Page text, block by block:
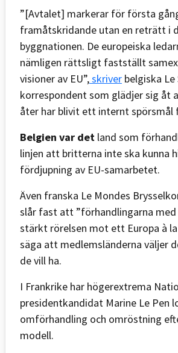
”[Avtalet] markerar för första
framåtskridande utan en reträtt i
byggnationen. De europeiska
nämligen rättsligt fastställt
visioner av EU”,skriver belgiska Le
korrespondent som glädjer sig åt
åter har blivit ett internt spörsmål
Belgien var det land som
linjen att britterna inte ska kunna
fördjupning av EU-samarbetet.
Även franska Le Mondes
slår fast att ”förhandlingarna med
stärkt rörelsen mot ett Europa à
säga att medlemsländerna väljer
de vill ha.
I Frankrike har högerextrema
presidentkandidat Marine Le Pen
omförhandling och omröstning
modell.